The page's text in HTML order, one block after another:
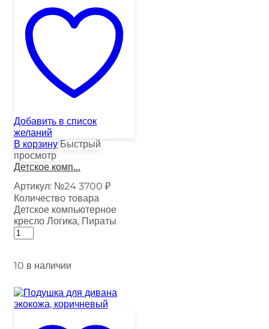
Добавить в список
желаний
В корзину Быстрый
просмотр
Детское комп...
Артикул: №24 3700 ₽
Количество товара
Детское компьютерное
кресло Логика, Пираты
10 в наличии